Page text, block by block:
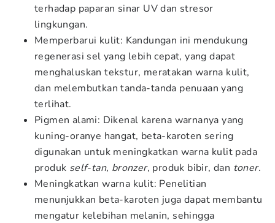
terhadap paparan sinar UV dan stresor
lingkungan.
Memperbarui kulit: Kandungan ini mendukung
regenerasi sel yang lebih cepat, yang dapat
menghaluskan tekstur, meratakan warna kulit,
dan melembutkan tanda-tanda penuaan yang
terlihat.
Pigmen alami: Dikenal karena warnanya yang
kuning-oranye hangat, beta-karoten sering
digunakan untuk meningkatkan warna kulit pada
produk self-tan, bronzer, produk bibir, dan toner.
Meningkatkan warna kulit: Penelitian
menunjukkan beta-karoten juga dapat membantu
mengatur kelebihan melanin, sehingga